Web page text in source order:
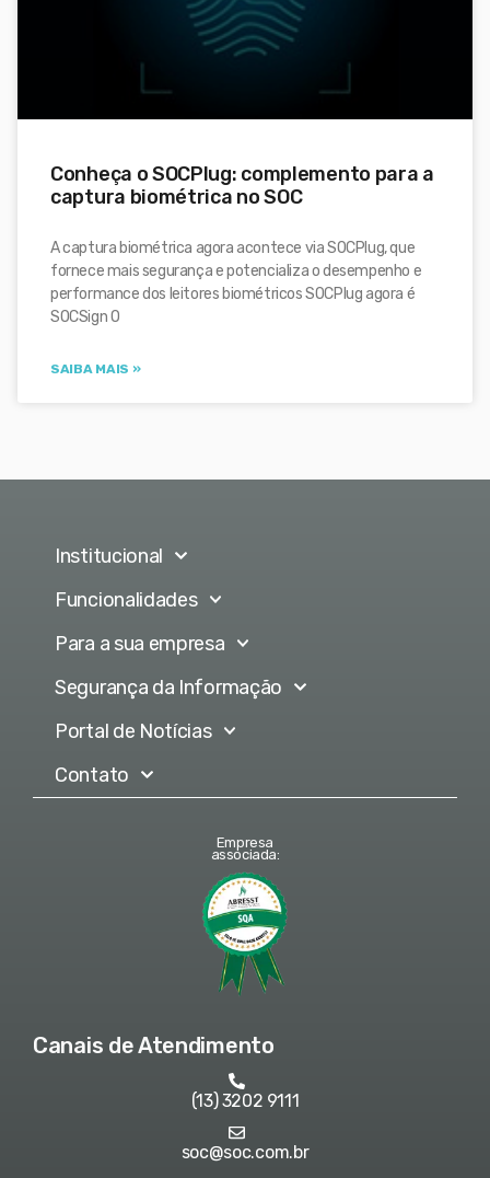
Conheça o SOCPlug: complemento para a
captura biométrica no SOC
A captura biométrica agora acontece via SOCPlug, que
fornece mais segurança e potencializa o desempenho e
performance dos leitores biométricos SOCPlug agora é
SOCSign O
SAIBA MAIS »
Institucional
Funcionalidades
Para a sua empresa
Segurança da Informação
Portal de Notícias
Contato
Empresa
associada:
Canais de Atendimento
(13) 3202 9111
soc@soc.com.br